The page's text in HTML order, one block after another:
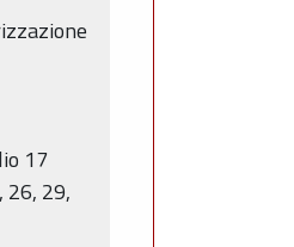
17
26, 29,